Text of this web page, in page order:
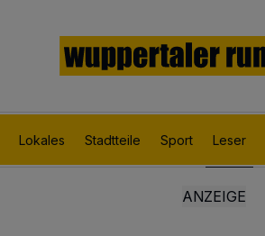
Lokales Stadtteile Sport Leser